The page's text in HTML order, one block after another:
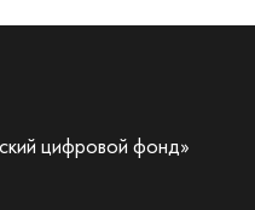
цифровой фонд»